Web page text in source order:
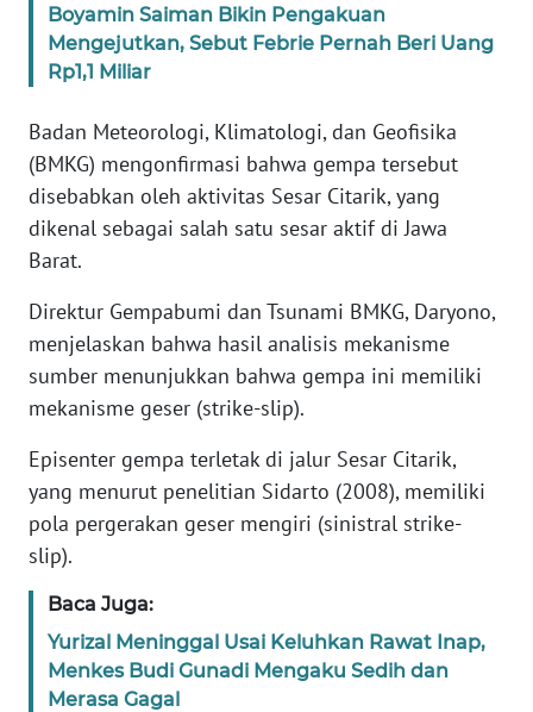
Boyamin Saiman Bikin Pengakuan
Mengejutkan, Sebut Febrie Pernah Beri Uang
Rp1,1 Miliar
Badan Meteorologi, Klimatologi, dan Geofisika
(BMKG) mengonfirmasi bahwa gempa tersebut
disebabkan oleh aktivitas Sesar Citarik, yang
dikenal sebagai salah satu sesar aktif di Jawa
Barat.
Direktur Gempabumi dan Tsunami BMKG, Daryono,
menjelaskan bahwa hasil analisis mekanisme
sumber menunjukkan bahwa gempa ini memiliki
mekanisme geser (strike-slip).
Episenter gempa terletak di jalur Sesar Citarik,
yang menurut penelitian Sidarto (2008), memiliki
pola pergerakan geser mengiri (sinistral strike-
slip).
Baca Juga:
Yurizal Meninggal Usai Keluhkan Rawat Inap,
Menkes Budi Gunadi Mengaku Sedih dan
Merasa Gagal
IKLAN
TENTANG
PEDOMAN
MEDIA
KARIR
DISCLAIMER
Wahana
News
Regional
WN
SUMUT
WN
JAKARTA